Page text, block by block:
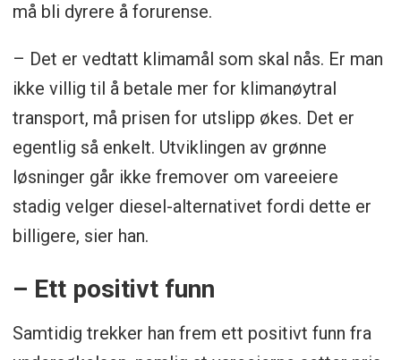
må bli dyrere å forurense.
– Det er vedtatt klimamål som skal nås. Er man
ikke villig til å betale mer for klimanøytral
transport, må prisen for utslipp økes. Det er
egentlig så enkelt. Utviklingen av grønne
løsninger går ikke fremover om vareeiere
stadig velger diesel-alternativet fordi dette er
billigere, sier han.
– Ett positivt funn
Samtidig trekker han frem ett positivt funn fra